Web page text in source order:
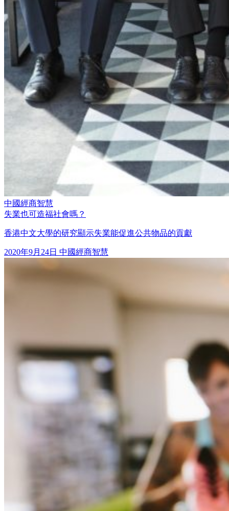
中國經商智慧
失業也可造福社會嗎？
香港中文大學的研究顯示失業能促進公共物品的貢獻
2020年9月24日 中國經商智慧